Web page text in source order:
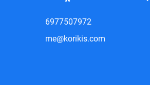
6977507972
me@korikis.com